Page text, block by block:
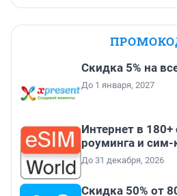
Скидка 5% на
До 1 января, 2027
Интернет в
роуминга и сим-
До 31 декабря, 2026
Скидка 50% от